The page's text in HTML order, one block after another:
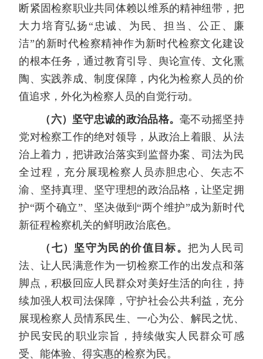
断紧固检察职业共同体赖以维系的精神纽带，把
大力培育弘扬“忠诚、为民、担当、公正、廉
洁”的新时代检察精神作为新时代检察文化建设
的根本任务，通过教育引导、舆论宣传、文化熏
陶、实践养成、制度保障，内化为检察人员的价
值追求，外化为检察人员的自觉行动。
（六）坚守忠诚的政治品格。毫不动摇坚持
党对检察工作的绝对领导，从政治上着眼、从法
治上着力，把讲政治落实到监督办案、司法为民
全过程，充分展现检察人员赤胆忠心、矢志不
渝、坚持真理、坚守理想的政治品格，让坚定拥
护“两个确立”、坚决做到“两个维护”成为新时代
新征程检察机关的鲜明政治底色。
（七）坚守为民的价值目标。把为人民司
法、让人民满意作为一切检察工作的出发点和落
脚点，积极回应人民群众对美好生活的向往，持
续加强人权司法保障，守护社会公共利益，充分
展现检察人员情系民生、一心为公、解民之忧、
护民安民的职业宗旨，持续做实人民群众可感
受、能体验、得实惠的检察为民。